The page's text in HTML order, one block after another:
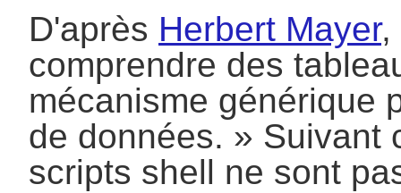
D'après Herbert Mayer,
comprendre des
mécanisme générique
de données. » Suivant
scripts shell ne sont